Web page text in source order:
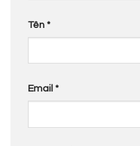
Tên *
Email *